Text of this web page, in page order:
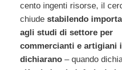
cento ingenti risorse, il
chiude stabilendo
agli studi di settore per
commercianti e artigiani
dichiarano – quando